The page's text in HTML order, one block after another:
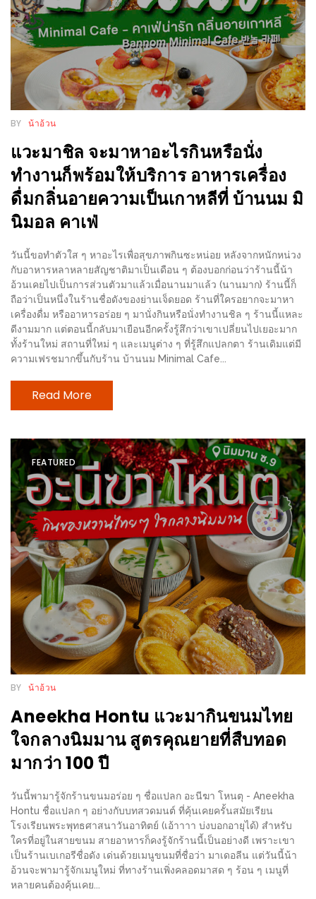
PLUS
สมา
โฟน
ที่
กิน
โดย
เฉพาะ
อิ่ม
ไม่
อั้น
กิน
ไม่
ยั้ง
หมู
&
ทะเล
เชียงใหม่
งบ
ไม่
บาน
ปลาย
ไม่
เกิน
300
บาท
เกี่ยว
กับ
อ้วน
ชวน
หิว
เจ้าของ
ร้าน
แนะนำ
ร้าน
เพื่อน
BY น้าอ้วน
แวะมาชิล จะมาหาอะไรกินหรือนั่ง
ทำงานก็พร้อมให้บริการ อาหารเครื่อง
ดื่มกลิ่นอายความเป็นเกาหลีที่ บ้านนม มิ
นิมอล คาเฟ่
วันนี้ขอทำตัวใส ๆ หาอะไรเพื่อสุขภาพกินซะหน่อย หลังจากหนักหน่วง
กับอาหารหลาหลายสัญชาติมาเป็นเดือน ๆ ต้องบอกก่อนว่าร้านนี้น้า
อ้วนเคยไปเป็นการส่วนตัวมาแล้วเมื่อนานมาแล้ว (นานมาก) ร้านนี้ก็
ถือว่าเป็นหนึ่งในร้านชื่อดังของย่านเจ็ดยอด ร้านที่ใครอยากจะมาหา
เครื่องดื่ม หรืออาหารอร่อย ๆ มานั่งกินหรือนั่งทำงานชิล ๆ ร้านนี้แหละ
ดีงามมาก แต่ตอนนี้กลับมาเยือนอีกครั้งรู้สึกว่าเขาเปลี่ยนไปเยอะมาก
ทั้งร้านใหม่ สถานที่ใหม่ ๆ และเมนูต่าง ๆ ที่รู้สึกแปลกตา ร้านเดิมแต่มี
ความเฟรชมากขึ้นกับร้าน บ้านนม Minimal Cafe...
Read More
FEATURED
BY น้าอ้วน
Aneekha Hontu แวะมากินขนมไทย
ใจกลางนิมมาน สูตรคุณยายที่สืบทอด
มากว่า 100 ปี
วันนี้พามารู้จักร้านขนมอร่อย ๆ ชื่อแปลก อะนีฆา โหนตุ - Aneekha
Hontu ชื่อแปลก ๆ อย่างกับบทสวดมนต์ ที่คุ้นเคยครั้นสมัยเรียน
โรงเรียนพระพุทธศาสนาวันอาทิตย์ (เอ้าาาา บ่งบอกอายุได้) สำหรับ
ใครที่อยู่ในสายขนม สายอาหารก็คงรู้จักร้านนี้เป็นอย่างดี เพราะเขา
เป็นร้านเบเกอรีชื่อดัง เด่นด้วยเมนูขนมที่ชื่อว่า มาเดอลีน แต่วันนี้น้า
อ้วนจะพามารู้จักเมนูใหม่ ที่ทางร้านเพิ่งคลอดมาสด ๆ ร้อน ๆ เมนูที่
หลายคนต้องคุ้นเคย...